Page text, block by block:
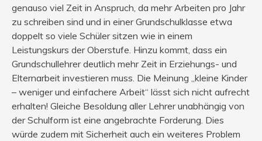
genauso viel Zeit in Anspruch, da mehr Arbeiten pro Jahr
zu schreiben sind und in einer Grundschulklasse etwa
doppelt so viele Schüler sitzen wie in einem
Leistungskurs der Oberstufe. Hinzu kommt, dass ein
Grundschullehrer deutlich mehr Zeit in Erziehungs- und
Elternarbeit investieren muss. Die Meinung „kleine Kinder
– weniger und einfachere Arbeit“ lässt sich nicht aufrecht
erhalten! Gleiche Besoldung aller Lehrer unabhängig von
der Schulform ist eine angebrachte Forderung. Dies
würde zudem mit Sicherheit auch ein weiteres Problem